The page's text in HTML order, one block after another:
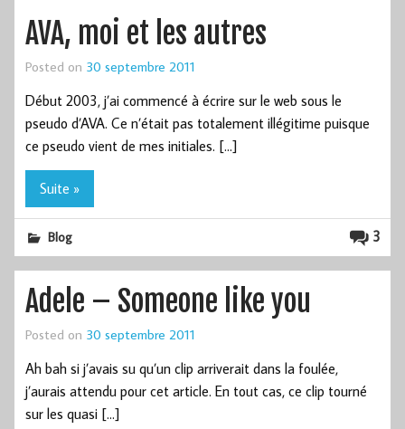
AVA, moi et les autres
Posted on 30 septembre 2011
Début 2003, j’ai commencé à écrire sur le web sous le
pseudo d’AVA. Ce n’était pas totalement illégitime puisque
ce pseudo vient de mes initiales. […]
Suite »
3
Blog
Adele – Someone like you
Posted on 30 septembre 2011
Ah bah si j’avais su qu’un clip arriverait dans la foulée,
j’aurais attendu pour cet article. En tout cas, ce clip tourné
sur les quasi […]